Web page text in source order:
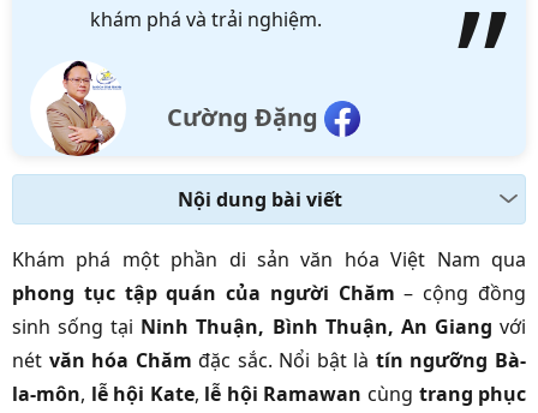
khám phá và trải nghiệm.
Cường Đặng
Nội dung bài viết
Khám phá một phần di sản văn hóa Việt Nam qua
phong tục tập quán của người Chăm – cộng đồng
sinh sống tại Ninh Thuận, Bình Thuận, An Giang với
nét văn hóa Chăm đặc sắc. Nổi bật là tín ngưỡng Bà-
la-môn, lễ hội Kate, lễ hội Ramawan cùng trang phục